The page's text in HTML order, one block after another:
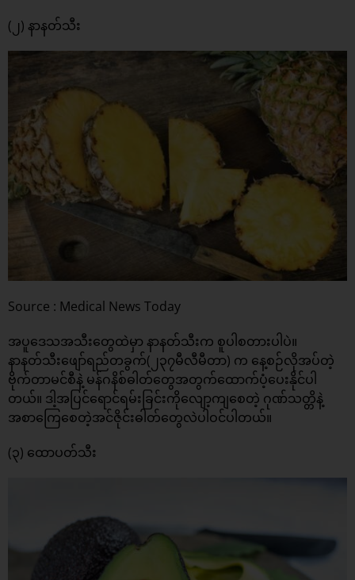
(၂) နာနတ်သီး
Source : Medical News Today
အပူဒေသအသီးတွေထဲမှာ နာနတ်သီးက စူပါစတားပါပဲ။
နာနတ်သီးဖျော်ရည်တခွက်(၂၃၇မီလီမီတာ) က နေ့စဉ်လိုအပ်တဲ့
ဗိုက်တာမင်စီနဲ့ မန်ဂနိစ်ဓါတ်တွေအတွက်ထောက်ပံ့ပေးနိုင်ပါ
တယ်။ ဒါ့အပြင်ရောင်ရမ်းခြင်းကိုလျော့ကျစေတဲ့ ဂုဏ်သတ္တိနဲ့
အစာကြေစေတဲ့အင်ဇိုင်းဓါတ်တွေလဲပါဝင်ပါတယ်။
(၃) ထောပတ်သီး